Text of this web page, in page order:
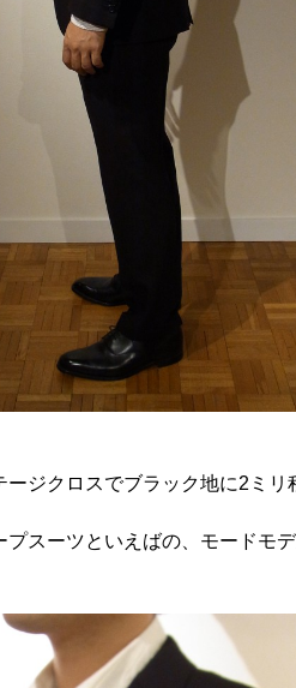
ジクロスでブラック地に2ミリ
プスーツといえばの、モードモ